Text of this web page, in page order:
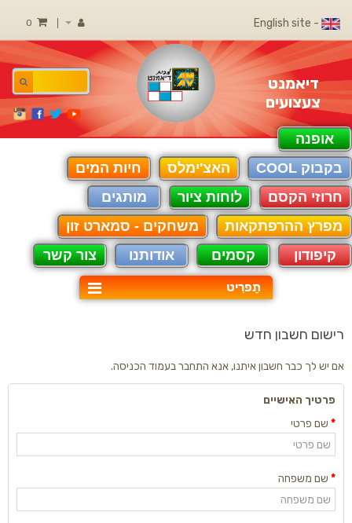
- English site
דיאמנט
צעצועים
אופנה
בקבוק COOL
האצ'ימלס
חיות המים
חרוזי הקסם
לוחות ציור
מותגים
מפרץ ההרפתקאות
משחקים - סמארט זון
קיפודון
קסמים אודותנו צור קשר
תַפרִיט
רישום חשבון חדש
אם יש לך כבר חשבון איתנו, אנא התחברבעמוד הכניסה.
פרטיך האישיים
שם פרטי
שם משפחה